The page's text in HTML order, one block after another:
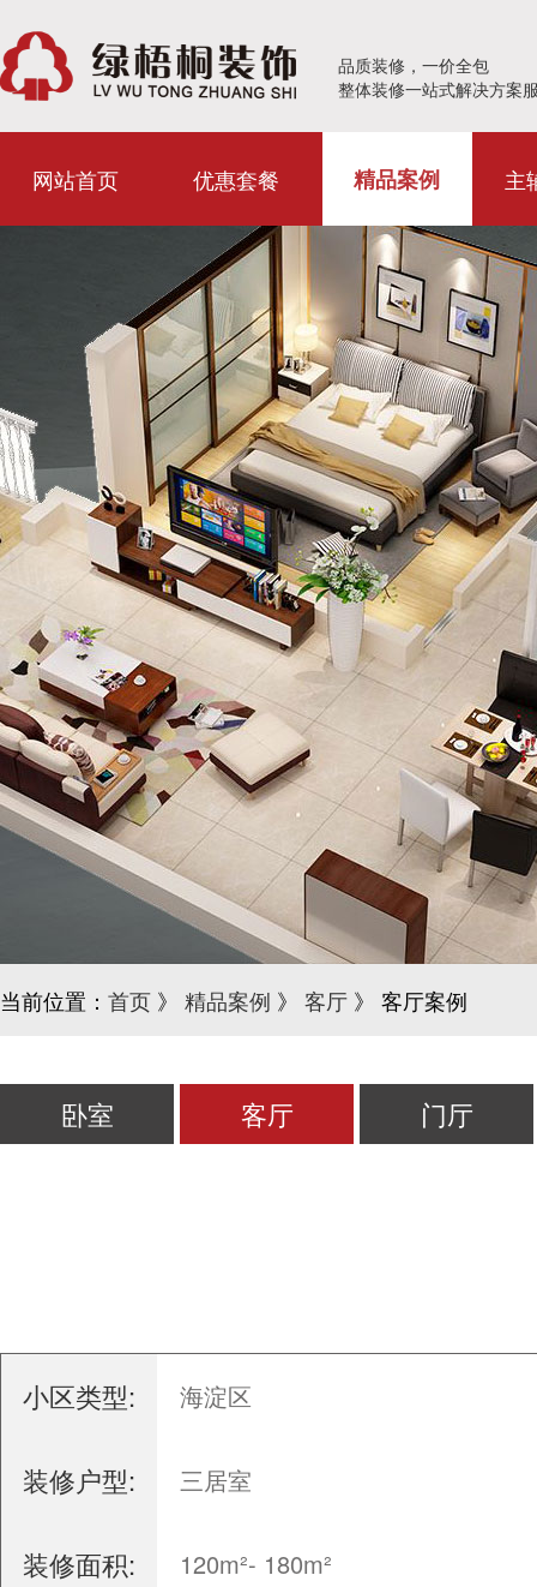
品质装修，一价全包
整体装修一站式解决方案
网站首页 优惠套餐 精品案例 主
当前位置： 首页 》 精品案例 》 客厅 》 客厅案例
卧室 客厅 门厅
小区类型: 海淀区
装修户型: 三居室
装修面积: 120m²- 180m²